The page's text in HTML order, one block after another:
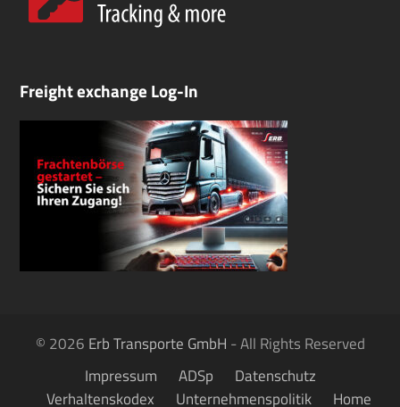
Freight exchange Log-In
© 2026 Erb Transporte GmbH - All Rights Reserved
Impressum
ADSp
Datenschutz
Verhaltenskodex
Unternehmenspolitik Home